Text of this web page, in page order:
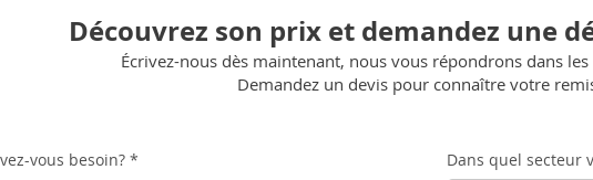
Découvrez son prix et demandez une
Écrivez-nous dès maintenant, nous vous répondrons dans
Demandez un devis pour connaître votre
vous besoin? *
Dans quel secteur